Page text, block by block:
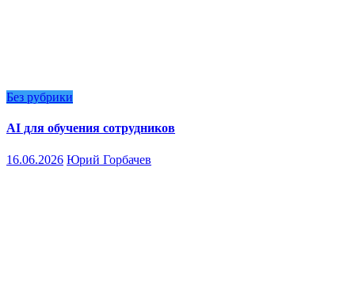
Без рубрики
AI для обучения сотрудников
16.06.2026 Юрий Горбачев